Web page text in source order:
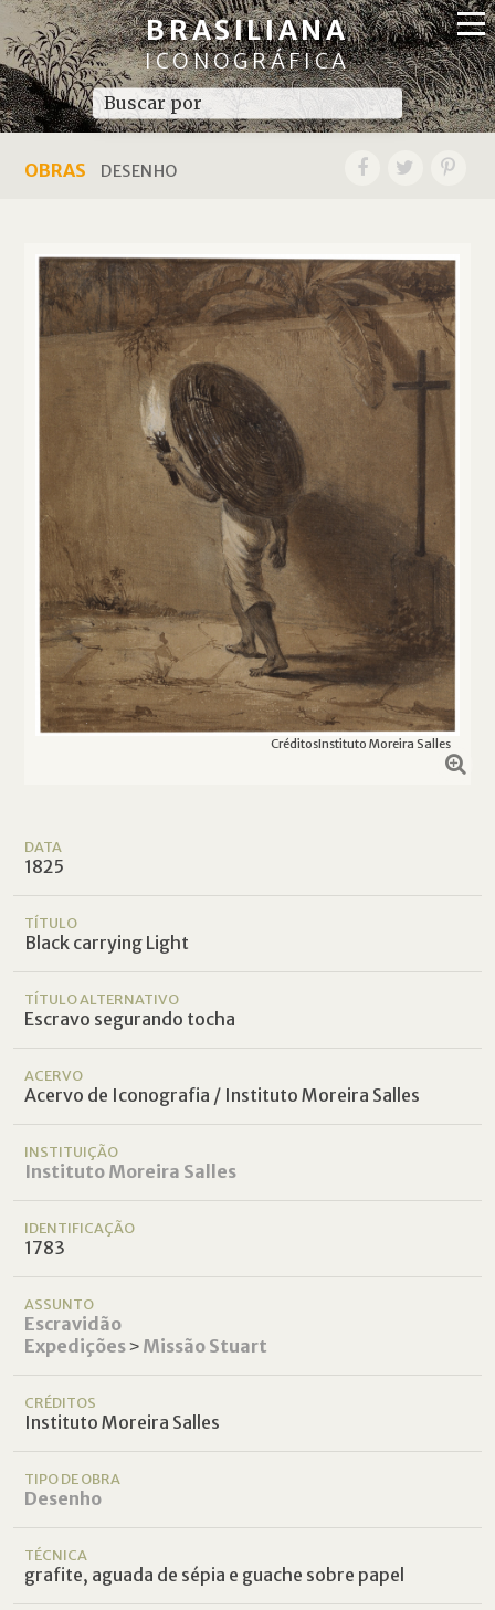
BRASILIANA
ICONOGRÁFICA
OBRAS DESENHO
CréditosInstituto Moreira Salles
DATA
1825
TÍTULO
Black carrying Light
TÍTULO ALTERNATIVO
Escravo segurando tocha
ACERVO
Acervo de Iconografia / Instituto Moreira Salles
INSTITUIÇÃO
Instituto Moreira Salles
IDENTIFICAÇÃO
1783
ASSUNTO
Escravidão
Expedições˃ Missão Stuart
CRÉDITOS
Instituto Moreira Salles
TIPO DE OBRA
Desenho
TÉCNICA
grafite, aguada de sépia e guache sobre papel